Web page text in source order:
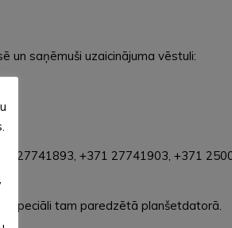
un saņēmuši uzaicinājuma vēstuli:
27741893, +371 27741903, +371
speciāli tam paredzētā planšetdatorā.